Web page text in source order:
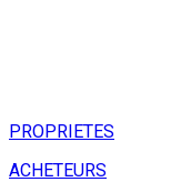
PROPRIETES
ACHETEURS